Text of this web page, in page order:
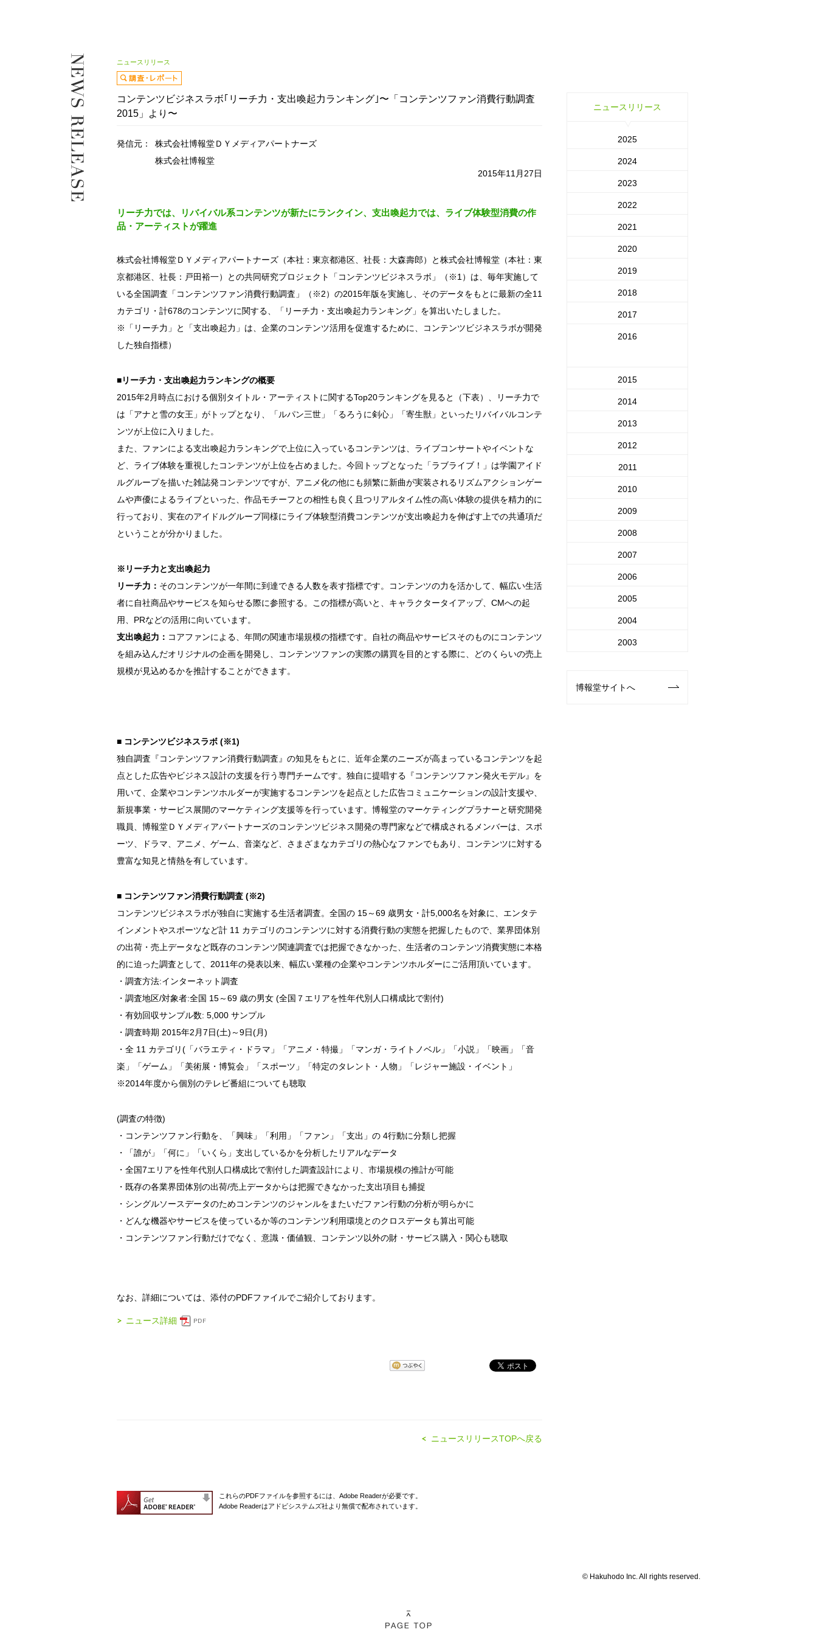
ニュースリリース
コンテンツビジネスラボ｢リーチ力・支出喚起力ランキング｣〜「コンテンツファン消費行動調査
2015」より〜
発信元：
株式会社博報堂ＤＹメディアパートナーズ
株式会社博報堂
2015年11月27日
リーチ力では、リバイバル系コンテンツが新たにランクイン、 支出喚起力では、ライブ体験型消費の作
品・アーティストが躍進
株式会社博報堂ＤＹメディアパートナーズ（本社：東京都港区、社長：大森壽郎）と株式会社博報堂（本社：東
京都港区、社長：戸田裕一）との共同研究プロジェクト「コンテンツビジネスラボ」（※1）は、毎年実施して
いる全国調査「コンテンツファン消費行動調査」（※2）の2015年版を実施し、そのデータをもとに最新の全11
カテゴリ・計678のコンテンツに関する、「リーチ力・支出喚起力ランキング」を算出いたしました。
※「リーチ力」と「支出喚起力」は、企業のコンテンツ活用を促進するために、コンテンツビジネスラボが開発
した独自指標）
■リーチ力・支出喚起力ランキングの概要
2015年2月時点における個別タイトル・アーティストに関するTop20ランキングを見ると（下表）、リーチ力で
は「アナと雪の女王」がトップとなり、「ルパン三世」「るろうに剣心」「寄生獣」といったリバイバルコンテ
ンツが上位に入りました。
また、ファンによる支出喚起力ランキングで上位に入っているコンテンツは、ライブコンサートやイベントな
ど、ライブ体験を重視したコンテンツが上位を占めました。今回トップとなった「ラブライブ！」は学園アイド
ルグループを描いた雑誌発コンテンツですが、アニメ化の他にも頻繁に新曲が実装されるリズムアクションゲー
ムや声優によるライブといった、作品モチーフとの相性も良く且つリアルタイム性の高い体験の提供を精力的に
行っており、実在のアイドルグループ同様にライブ体験型消費コンテンツが支出喚起力を伸ばす上での共通項だ
ということが分かりました。
※リーチ力と支出喚起力
リーチ力： そのコンテンツが一年間に到達できる人数を表す指標です。コンテンツの力を活かして、幅広い生活
者に自社商品やサービスを知らせる際に参照する。この指標が高いと、キャラクタータイアップ、CMへの起
用、PRなどの活用に向いています。
支出喚起力： コアファンによる、年間の関連市場規模の指標です。自社の商品やサービスそのものにコンテンツ
を組み込んだオリジナルの企画を開発し、コンテンツファンの実際の購買を目的とする際に、どのくらいの売上
規模が見込めるかを推計することができます。
■ コンテンツビジネスラボ (※1)
独自調査『コンテンツファン消費行動調査』の知見をもとに、近年企業のニーズが高まっているコンテンツを起
点とした広告やビジネス設計の支援を行う専門チームです。独自に提唱する『コンテンツファン発火モデル』を
用いて、企業やコンテンツホルダーが実施するコンテンツを起点とした広告コミュニケーションの設計支援や、
新規事業・サービス展開のマーケティング支援等を行っています。博報堂のマーケティングプラナーと研究開発
職員、博報堂ＤＹメディアパートナーズのコンテンツビジネス開発の専門家などで構成されるメンバーは、スポ
ーツ、ドラマ、アニメ、ゲーム、音楽など、さまざまなカテゴリの熱心なファンでもあり、コンテンツに対する
豊富な知見と情熱を有しています。
■ コンテンツファン消費行動調査 (※2)
コンテンツビジネスラボが独自に実施する生活者調査。全国の 15～69 歳男女・計5,000名を対象に、エンタテ
インメントやスポーツなど計 11 カテゴリのコンテンツに対する消費行動の実態を把握したもので、業界団体別
の出荷・売上データなど既存のコンテンツ関連調査では把握できなかった、生活者のコンテンツ消費実態に本格
的に迫った調査として、2011年の発表以来、幅広い業種の企業やコンテンツホルダーにご活用頂いています。
・調査方法:インターネット調査
・調査地区/対象者:全国 15～69 歳の男女 (全国７エリアを性年代別人口構成比で割付)
・有効回収サンプル数: 5,000 サンプル
・調査時期 2015年2月7日(土)～9日(月)
・全 11 カテゴリ(「バラエティ・ドラマ」「アニメ・特撮」「マンガ・ライトノベル」「小説」「映画」「音
楽」「ゲーム」「美術展・博覧会」「スポーツ」「特定のタレント・人物」「レジャー施設・イベント」
※2014年度から個別のテレビ番組についても聴取
(調査の特徴)
・コンテンツファン行動を、「興味」「利用」「ファン」「支出」の 4行動に分類し把握
・「誰が」「何に」「いくら」支出しているかを分析したリアルなデータ
・全国7エリアを性年代別人口構成比で割付した調査設計により、市場規模の推計が可能
・既存の各業界団体別の出荷/売上データからは把握できなかった支出項目も捕捉
・シングルソースデータのためコンテンツのジャンルをまたいだファン行動の分析が明らかに
・どんな機器やサービスを使っているか等のコンテンツ利用環境とのクロスデータも算出可能
・コンテンツファン行動だけでなく、意識・価値観、コンテンツ以外の財・サービス購入・関心も聴取
なお、詳細については、添付のPDFファイルでご紹介しております。
ニュース詳細
ニュースリリースTOPへ戻る
これらのPDFファイルを参照するには、Adobe Readerが必要です。
Adobe Readerはアドビシステムズ社より無償で配布されています。
ニュースリリース
2025
2024
2023
2022
2021
2020
2019
2018
2017
2016
2015
2014
2013
2012
2011
2010
2009
2008
2007
2006
2005
2004
2003
博報堂サイトへ
© Hakuhodo Inc. All rights reserved.